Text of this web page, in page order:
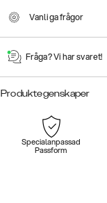
Vanliga frågor
Fråga? Vi har svaret!
Produktegenskaper
Specialanpassad
Passform